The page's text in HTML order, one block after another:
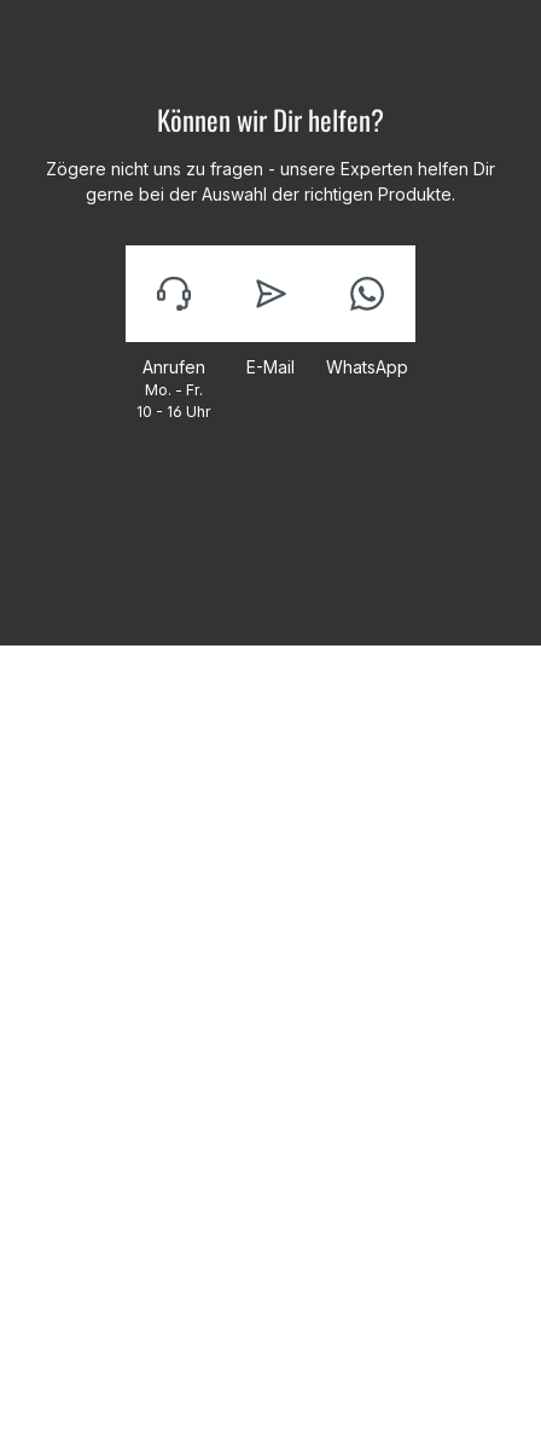
Können wir Dir helfen?
Zögere nicht uns zu fragen - unsere Experten helfen Dir
gerne bei der Auswahl der richtigen Produkte.
Anrufen
Mo. - Fr.
10 - 16 Uhr
E-Mail WhatsApp